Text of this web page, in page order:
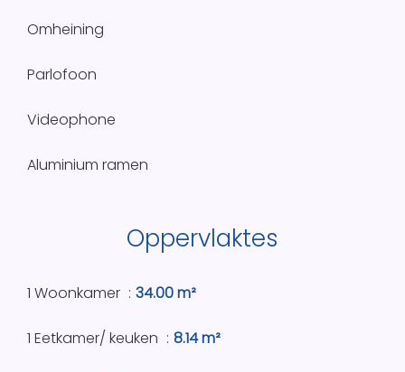
Omheining
Parlofoon
Videophone
Aluminium ramen
Oppervlaktes
1 Woonkamer 34.00 m²
1 Eetkamer/ keuken 8.14 m²